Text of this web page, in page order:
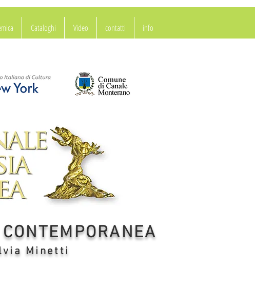
Minetti
Cataloghi Video contatti info